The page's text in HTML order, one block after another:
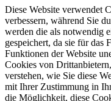
Diese Website verwendet
verbessern, während Sie
werden die als notwendig
gespeichert, da sie für das
Funktionen der Website
Cookies von
verstehen, wie Sie diese
mit Ihrer Zustimmung in
die Möglichkeit, diese